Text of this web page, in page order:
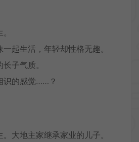
起生活，年轻却性格无趣。
子气质。
识的感觉……？
大地主家继承家业的儿子。